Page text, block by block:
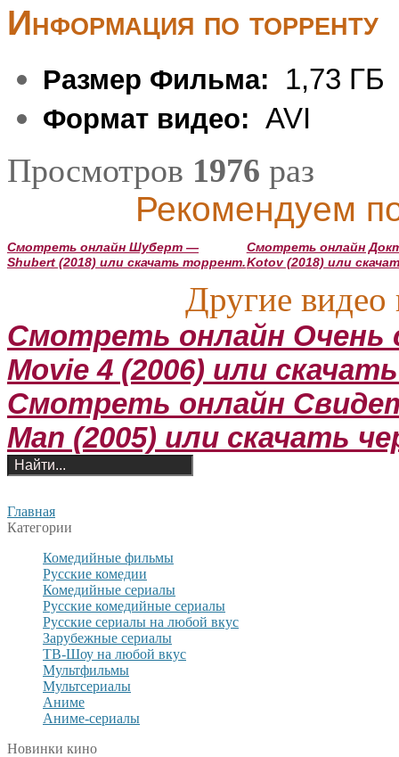
Информация по торренту
Размер Фильма: 1,73 ГБ
Формат видео: AVI
Просмотров 1976 раз
Рекомендуем
Смотреть онлайн Шуберт —
Shubert (2018) или скачать торрент.
Смотреть онлайн
Kotov (2018) или
Другие видео
Смотреть онлайн Очень
Movie 4 (2006) или
Смотреть онлайн
Man (2005) или скачать
Главная
Категории
Комедийные фильмы
Русские комедии
Комедийные сериалы
Русские комедийные сериалы
Русские сериалы на любой вкус
Зарубежные сериалы
ТВ-Шоу на любой вкус
Мультфильмы
Мультсериалы
Аниме
Аниме-сериалы
Новинки кино